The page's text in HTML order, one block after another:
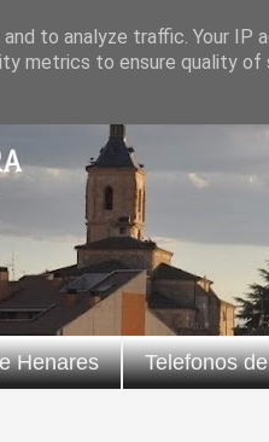
Henares Telefonos
to analyze traffic. Your IP
metrics to ensure quality of